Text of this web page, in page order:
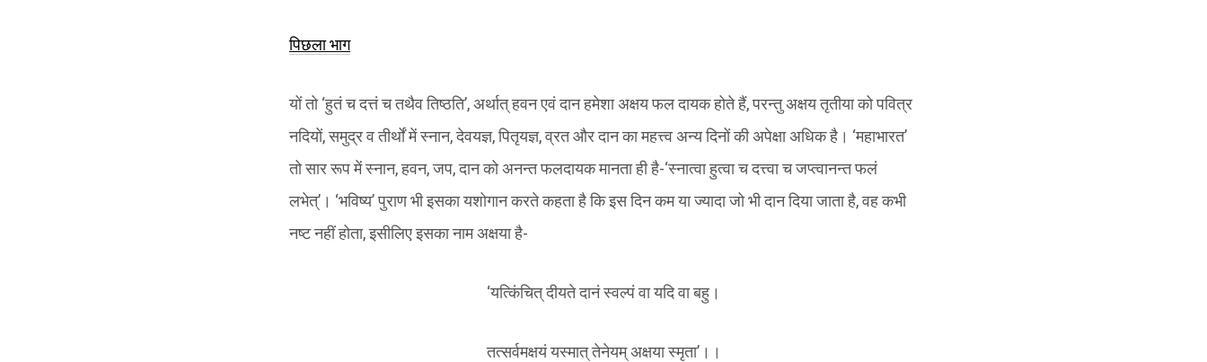
पिछला भाग
यों तो ‘हुतं च दत्तं च तथैव तिष्ठति’, अर्थात् हवन एवं दान हमेशा अक्षय फल दायक होते हैं, परन्तु अक्षय तृतीया को पवित्र
नदियों, समुद्र व तीर्थों में स्नान, देवयज्ञ, पितृयज्ञ, व्रत और दान का महत्त्व अन्य दिनों की अपेक्षा अधिक है। ‘महाभारत’
तो सार रूप में स्नान, हवन, जप, दान को अनन्त फलदायक मानता ही है-‘स्नात्वा हुत्वा च दत्त्वा च जप्त्वानन्त फलं
लभेत्’। ‘भविष्य’ पुराण भी इसका यशोगान करते कहता है कि इस दिन कम या ज्यादा जो भी दान दिया जाता है, वह कभी
नष्ट नहीं होता, इसीलिए इसका नाम अक्षया है-
‘यत्किंचित् दीयते दानं स्वल्पं वा यदि वा बहु।
तत्सर्वमक्षयं यस्मात् तेनेयम् अक्षया स्मृता’।।